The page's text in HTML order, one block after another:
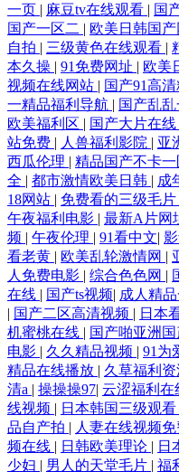
一页 | 麻豆tv在线观看 | 国
国产一区二 | 欧美日韩国
自拍 | 三级黄色在线观看 |
本久操 | 91免费网址 | 欧美
视频在线网站 | 国产91高
一精品福利导航 | 国产乱
欧美福利区 | 国产大片在线
站免费 | 人兽福利影院 | 亚
西瓜伦理 | 精品国产不卡一
全 | 都市激情欧美日韩 | 成
18网站 | 免费看的三级毛片
午夜福利电影 | 最新A片网
频 | 午夜伦理 | 91看中文|
看老黄 | 欧美乱轮激情网 |
人免费电影 | 综合色色网 |
在线 | 国产ts视频| 成人精
| 国产二区高清视频 | 日本
机蜜桃在线 | 国产啪亚洲
电影 | 久久精品视频 | 91为
精品在线播放 | 久草福利
清a | 操操操97| 云涩福利在
线视频 | 日本韩国三级观看
品自产拍 | 人妻在线视频
频在线 | 日韩欧美理论 | 日
少妇 | 男人的天堂毛片 | 福